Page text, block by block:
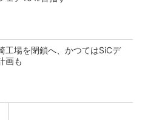
工場を閉鎖へ、かつてはSiCデ
画も